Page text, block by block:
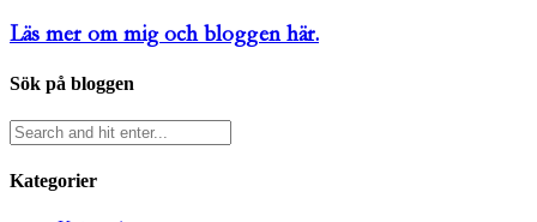
Läs mer om mig och bloggen här.
Sök på bloggen
Kategorier